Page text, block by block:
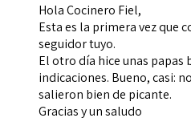
Hola Cocinero Fiel,
Esta es la primera vez que
seguidor tuyo.
El otro día hice unas papas
indicaciones. Bueno, casi:
salieron bien de picante.
Gracias y un saludo